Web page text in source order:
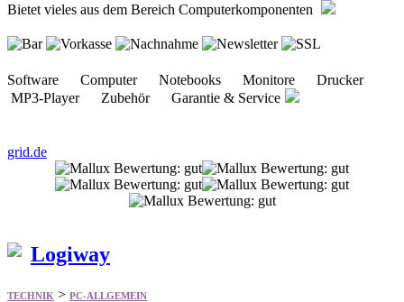
Bietet vieles aus dem Bereich Computerkomponenten
Software Computer Notebooks Monitore Drucker
MP3-Player Zubehör Garantie & Service
grid.de
Logiway
TECHNIK > PC-ALLGEMEIN